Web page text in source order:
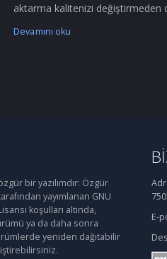
aktarma kalitenizi değiştirmeden
Devamını oku
bir yazılımdır: Özgür
yayımlanan GNU
koşulları altında,
ya da daha sonra
yeniden dağıtabilir
E-